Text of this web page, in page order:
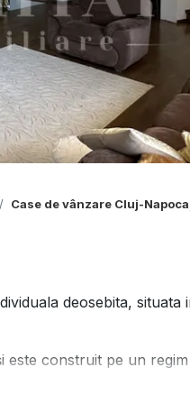
Case de vânzare Cluj-
deosebita,
construit pe un